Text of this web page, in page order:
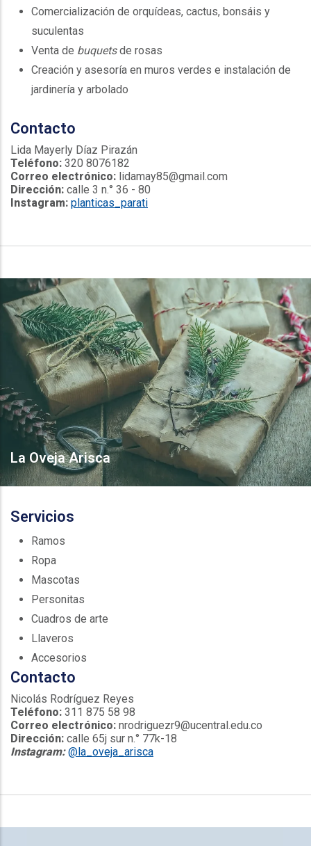
Comercialización de orquídeas, cactus, bonsáis y
suculentas
Venta de buquetsde rosas
Creación y asesoría en muros verdes e instalación de
jardinería y arbolado
Contacto
Lida Mayerly Díaz Pirazán
Teléfono: 320 8076182
Correo electrónico: lidamay85@gmail.com
Dirección: calle 3 n.° 36 - 80
Instagram: planticas_parati
La Oveja Arisca
Servicios
Ramos
Ropa
Mascotas
Personitas
Cuadros de arte
Llaveros
Accesorios
Contacto
Nicolás Rodríguez Reyes
Teléfono: 311 875 58 98
Correo electrónico: nrodriguezr9@ucentral.edu.co
Dirección: calle 65j sur n.° 77k-18
Instagram: @la_oveja_arisca